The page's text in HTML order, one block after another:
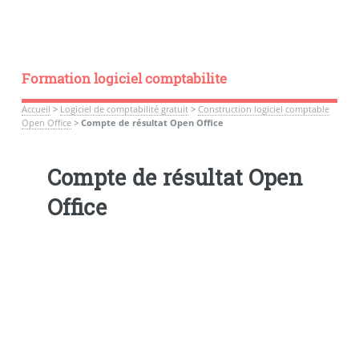
Formation logiciel comptabilite
Accueil > Logiciel de comptabilité gratuit> Construction logiciel comptable
Open Office> Compte de résultat Open Office
Compte de résultat Open
Office